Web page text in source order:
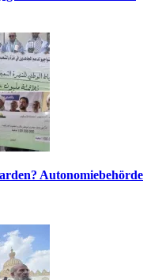
Autonomiebehörde